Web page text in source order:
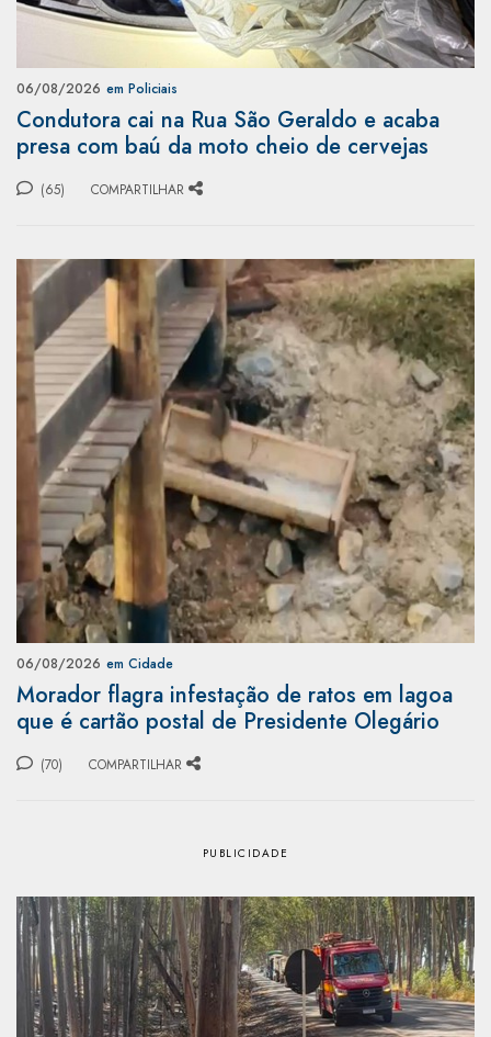
06/08/2026 em Policiais
Condutora cai na Rua São Geraldo e acaba
presa com baú da moto cheio de cervejas
(65) COMPARTILHAR
06/08/2026 em Cidade
Morador flagra infestação de ratos em lagoa
que é cartão postal de Presidente Olegário
(70) COMPARTILHAR